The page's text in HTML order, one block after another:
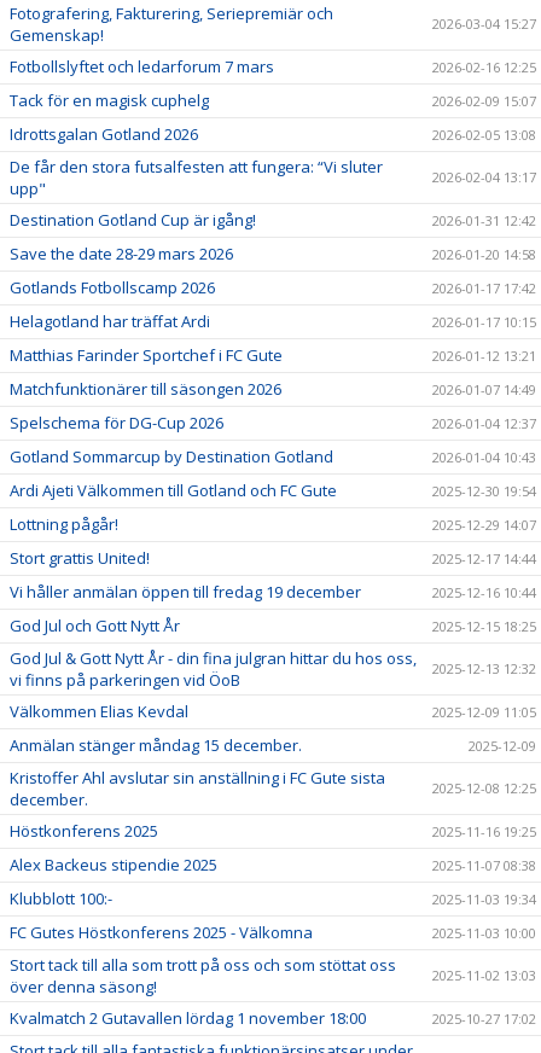
Fotografering, Fakturering, Seriepremiär och
Gemenskap!
2026-03-04 15:27
Fotbollslyftet och ledarforum 7 mars 2026-02-16 12:25
Tack för en magisk cuphelg 2026-02-09 15:07
Idrottsgalan Gotland 2026 2026-02-05 13:08
De får den stora futsalfesten att fungera: “Vi sluter
upp"
2026-02-04 13:17
Destination Gotland Cup är igång! 2026-01-31 12:42
Save the date 28-29 mars 2026 2026-01-20 14:58
Gotlands Fotbollscamp 2026 2026-01-17 17:42
Helagotland har träffat Ardi 2026-01-17 10:15
Matthias Farinder Sportchef i FC Gute 2026-01-12 13:21
Matchfunktionärer till säsongen 2026 2026-01-07 14:49
Spelschema för DG-Cup 2026 2026-01-04 12:37
Gotland Sommarcup by Destination Gotland 2026-01-04 10:43
Ardi Ajeti Välkommen till Gotland och FC Gute 2025-12-30 19:54
Lottning pågår! 2025-12-29 14:07
Stort grattis United! 2025-12-17 14:44
Vi håller anmälan öppen till fredag 19 december 2025-12-16 10:44
God Jul och Gott Nytt År 2025-12-15 18:25
God Jul & Gott Nytt År - din fina julgran hittar du hos oss,
vi finns på parkeringen vid ÖoB
2025-12-13 12:32
Välkommen Elias Kevdal 2025-12-09 11:05
Anmälan stänger måndag 15 december. 2025-12-09
Kristoffer Ahl avslutar sin anställning i FC Gute sista
december.
2025-12-08 12:25
Höstkonferens 2025 2025-11-16 19:25
Alex Backeus stipendie 2025 2025-11-07 08:38
Klubblott 100:- 2025-11-03 19:34
FC Gutes Höstkonferens 2025 - Välkomna 2025-11-03 10:00
Stort tack till alla som trott på oss och som stöttat oss
över denna säsong!
2025-11-02 13:03
Kvalmatch 2 Gutavallen lördag 1 november 18:00 2025-10-27 17:02